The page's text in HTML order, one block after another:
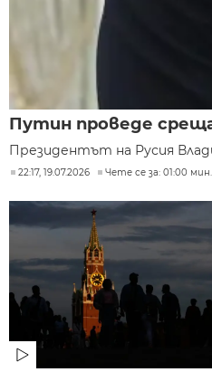
Путин проведе
Президентът на Русия
22:17, 19.07.2026 Чете се за: 01:00 мин.